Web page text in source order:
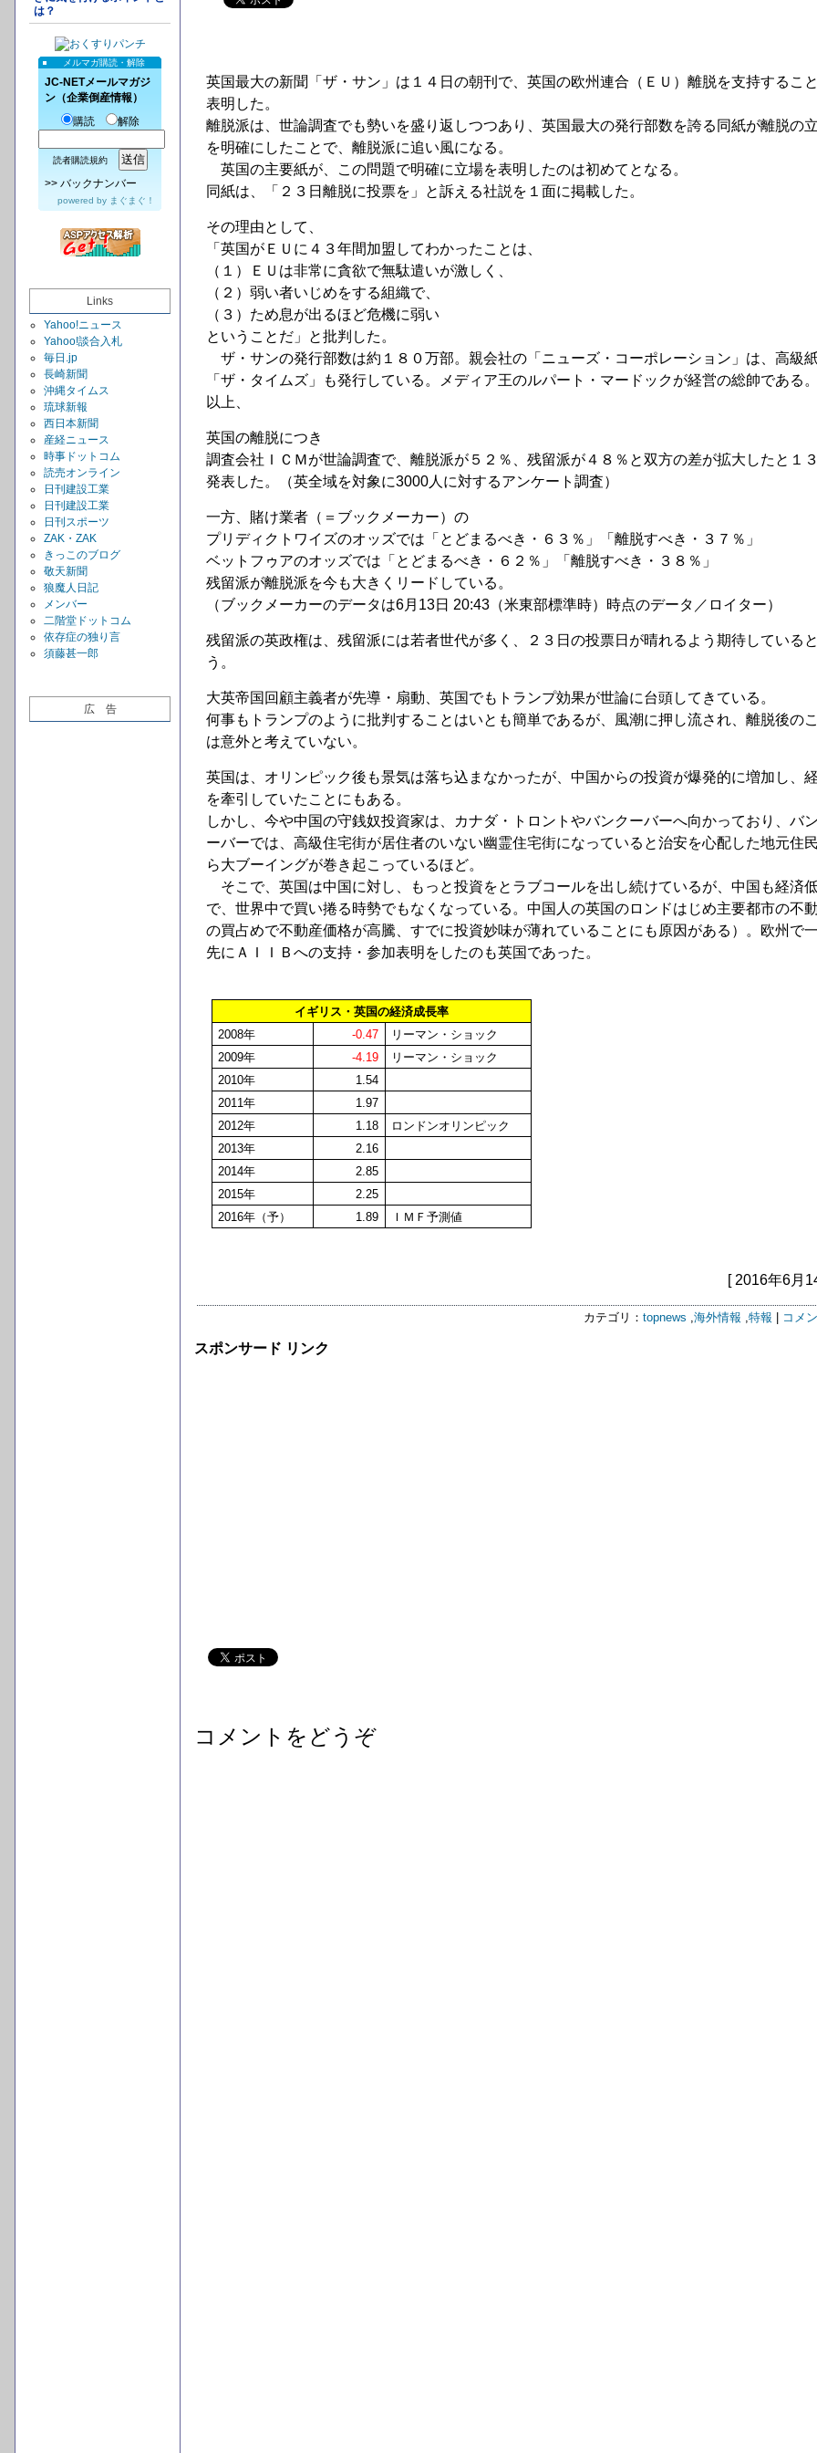
は？
メルマガ購読・解除
JC-NETメールマガジ
ン（企業倒産情報）
購読
解除
読者購読規約
>> バックナンバー
powered by まぐまぐ！
Links
Yahoo!ニュース
Yahoo!談合入札
毎日.jp
長崎新聞
沖縄タイムス
琉球新報
西日本新聞
産経ニュース
時事ドットコム
読売オンライン
日刊建設工業
日刊建設工業
日刊スポーツ
ZAK・ZAK
きっこのブログ
敬天新聞
狼魔人日記
メンバー
二階堂ドットコム
依存症の独り言
須藤甚一郎
広 告
英国最大の新聞「ザ・サン」は１４日の朝刊で、英国の欧州連合（ＥＵ）離脱を支持するこ
表明した。
離脱派は、世論調査でも勢いを盛り返しつつあり、英国最大の発行部数を誇る同紙が離脱の
を明確にしたことで、離脱派に追い風になる。
英国の主要紙が、この問題で明確に立場を表明したのは初めてとなる。
同紙は、「２３日離脱に投票を」と訴える社説を１面に掲載した。
その理由として、
「英国がＥＵに４３年間加盟してわかったことは、
（１）ＥＵは非常に貪欲で無駄遣いが激しく、
（２）弱い者いじめをする組織で、
（３）ため息が出るほど危機に弱い
ということだ」と批判した。
ザ・サンの発行部数は約１８０万部。親会社の「ニューズ・コーポレーション」は、高級
「ザ・タイムズ」も発行している。メディア王のルパート・マードックが経営の総帥である。
以上、
英国の離脱につき
調査会社ＩＣＭが世論調査で、離脱派が５２％、残留派が４８％と双方の差が拡大したと１
発表した。（英全域を対象に3000人に対するアンケート調査）
一方、賭け業者（＝ブックメーカー）の
プリディクトワイズのオッズでは「とどまるべき・６３％」「離脱すべき・３７％」
ベットフゥアのオッズでは「とどまるべき・６２％」「離脱すべき・３８％」
残留派が離脱派を今も大きくリードしている。
（ブックメーカーのデータは6月13日 20:43（米東部標準時）時点のデータ／ロイター）
残留派の英政権は、残留派には若者世代が多く、２３日の投票日が晴れるよう期待している
う。
大英帝国回顧主義者が先導・扇動、英国でもトランプ効果が世論に台頭してきている。
何事もトランプのように批判することはいとも簡単であるが、風潮に押し流され、離脱後の
は意外と考えていない。
英国は、オリンピック後も景気は落ち込まなかったが、中国からの投資が爆発的に増加し、
を牽引していたことにもある。
しかし、今や中国の守銭奴投資家は、カナダ・トロントやバンクーバーへ向かっており、バ
ーバーでは、高級住宅街が居住者のいない幽霊住宅街になっていると治安を心配した地元住
ら大ブーイングが巻き起こっているほど。
そこで、英国は中国に対し、もっと投資をとラブコールを出し続けているが、中国も経済
で、世界中で買い捲る時勢でもなくなっている。中国人の英国のロンドはじめ主要都市の不
の買占めで不動産価格が高騰、すでに投資妙味が薄れていることにも原因がある）。欧州で
先にＡＩＩＢへの支持・参加表明をしたのも英国であった。
イギリス・英国の経済成長率
2008年 -0.47
リーマン・ショック
2009年 -4.19
リーマン・ショック
2010年
1.54
2011年
1.97
2012年 1.18
ロンドンオリンピック
2013年
2.16
2014年
2.85
2015年
2.25
2016年（予） 1.89 ＩＭＦ予測値
[ 2016年6月
カテゴリ： topnews ,海外情報 ,特報 コメ
スポンサード リンク
コメントをどうぞ